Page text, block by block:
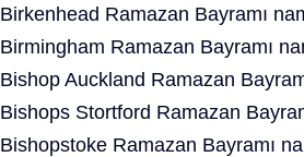
Birkenhead Ramazan Bayramı
Birmingham Ramazan Bayramı
Bishop Auckland Ramazan
Bishops Stortford Ramazan
Bishopstoke Ramazan Bayramı